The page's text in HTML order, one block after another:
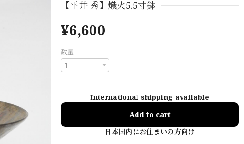
【平井 秀】熾火5.5寸鉢
¥6,600
数量
International shipping available
Add to cart
日本国内にお住まいの方向け